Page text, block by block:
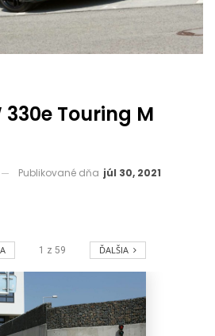
Touring M
Publikované dňa júl 30, 2021
1 z 59 ĎALŠIA